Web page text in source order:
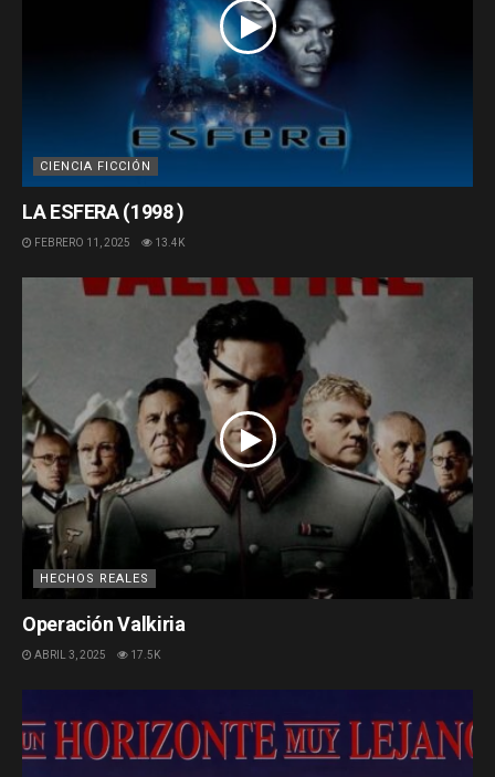
CIENCIA FICCIÓN
LA ESFERA (1998 )
FEBRERO 11, 2025 13.4K
HECHOS REALES
Operación Valkiria
ABRIL 3, 2025 17.5K